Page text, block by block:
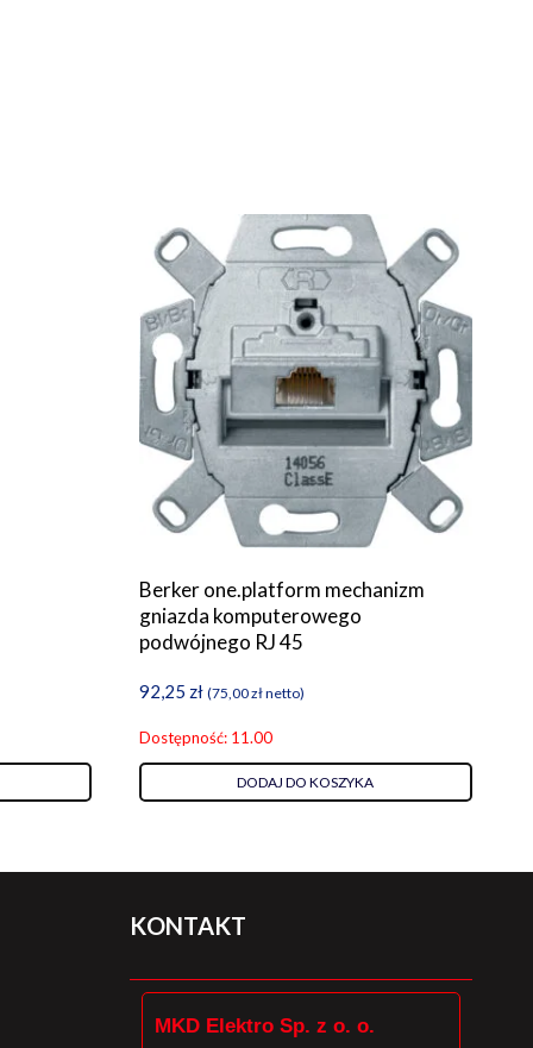
Berker one.platform mechanizm
gniazda komputerowego
podwójnego RJ 45
92,25 zł (75,00złnetto)
Dostępność: 11.00
DODAJ DO KOSZYKA
KONTAKT
MKD Elektro Sp. z o. o.